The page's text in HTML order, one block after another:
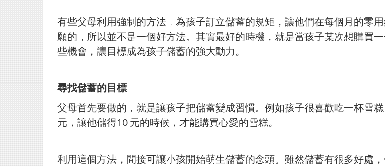
有些父母利用強制的方法，為孩子訂立儲蓄的規矩，讓他們在每個月的零
願的，所以並不是一個好方法。其實最好的時機，就是當孩子某次想購買
些機會，讓目標成為孩子儲蓄的強大動力。
尋找儲蓄的目標
父母首先要做的，就是讓孩子把儲蓄變成習慣。例如孩子很喜歡吃一杯雪
元，讓他儲得10 元的時候，才能購買心愛的雪糕。
利用這個方法，間接可讓小孩開始萌生儲蓄的念頭。雖然儲蓄有很多好處